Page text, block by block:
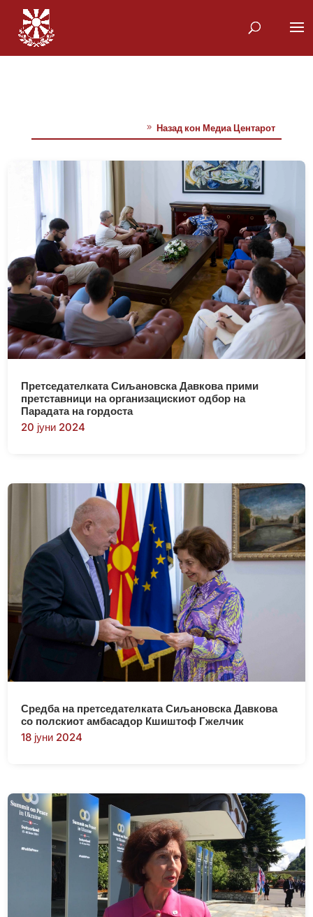
Назад кон Медиа Центарот
Претседателката Сиљановска Давкова прими
претставници на организацискиот одбор на
Парадата на гордоста
20 јуни 2024
Средба на претседателката Сиљановска Давкова
со полскиот амбасадор Кшиштоф Гжелчик
18 јуни 2024